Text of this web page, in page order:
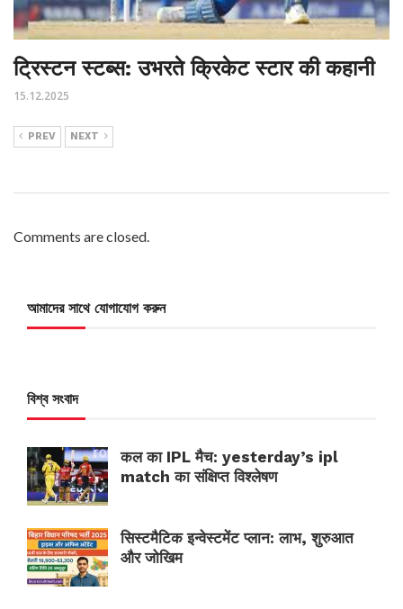
ट्रिस्टन स्टब्स: उभरते क्रिकेट स्टार की कहानी
15.12.2025
PREV NEXT
Comments are closed.
আমাদের সাথে যোগাযোগ করুন
বিশ্ব সংবাদ
कल का IPL मैच: yesterday’s ipl
match का संक्षिप्त विश्लेषण
सिस्टमैटिक इन्वेस्टमेंट प्लान: लाभ, शुरुआत
और जोखिम